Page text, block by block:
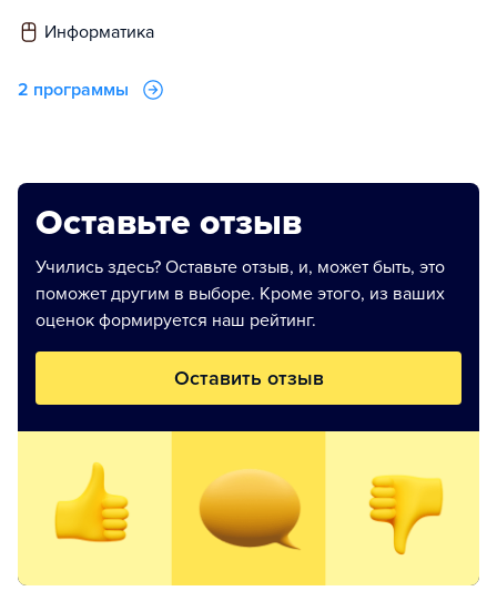
информатика
2 программы
Оставьте отзыв
Учились здесь? Оставьте отзыв, и, может быть, это
поможет другим в выборе. Кроме этого, из ваших
оценок формируется наш рейтинг.
Оставить отзыв